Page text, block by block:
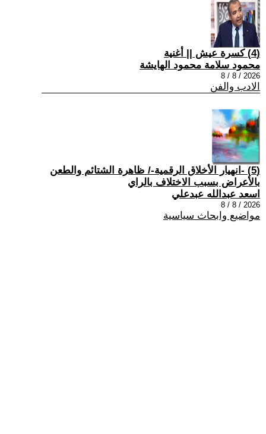
(4) كسرة عيش || أغنية
محمود سلامة محمود الهايشة
2026 / 8 / 8
الادب والفن
(5) -انهيار الأخلاق الرقمية-/ ظاهرة الشتائم والطعن
بالأعراض بسبب الاختلاف بالراي
اسعد عبدالله عبدعلي
2026 / 8 / 8
مواضيع وابحاث سياسية